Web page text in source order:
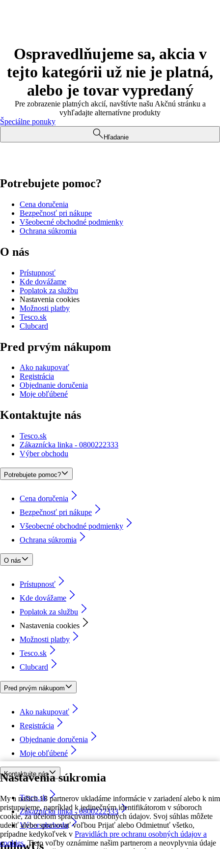
Nastavenia súkromia
My a našich 18 partnerov ukladáme informácie v zariadení alebo k nim
pristupujeme, napríklad k jedinečným identifikátorom v súboroch
cookie, za účelom spracúvania osobných údajov. Svoj súhlas môžete
udeliť alebo spravovať voľbou Prijať alebo Odmietnuť všetko,
prípadne kedykoľvek v Pravidlách pre ochranu osobných údajov a
cookies. Tieto voľby oznámime našim partnerom a neovplyvnia údaje
Ospravedlňujeme sa, akcia v
tejto kategórii už nie je platná,
alebo je tovar vypredaný
Pre zobrazenie platných akcií, navštívte našu Akčnú stránku a
vyhľadajte alternatívne produkty
Špeciálne ponuky
Hľadanie
Potrebujete pomoc?
Cena doručenia
Bezpečnosť pri nákupe
Všeobecné obchodné podmienky
Ochrana súkromia
O nás
Prístupnosť
Kde dovážame
Poplatok za službu
Nastavenia cookies
Možnosti platby
Tesco.sk
Clubcard
Pred prvým nákupom
Ako nakupovať
Registrácia
Objednanie doručenia
Moje obľúbené
Kontaktujte nás
Tesco.sk
Zákaznícka linka - 0800222333
Výber obchodu
Potrebujete pomoc?
Cena doručenia
Bezpečnosť pri nákupe
Všeobecné obchodné podmienky
Ochrana súkromia
O nás
Prístupnosť
Kde dovážame
Poplatok za službu
Nastavenia cookies
Možnosti platby
Tesco.sk
Clubcard
Pred prvým nákupom
Ako nakupovať
Registrácia
Objednanie doručenia
Moje obľúbené
Kontaktujte nás
Tesco.sk
Zákaznícka linka - 0800222333
Výber obchodu
followUs